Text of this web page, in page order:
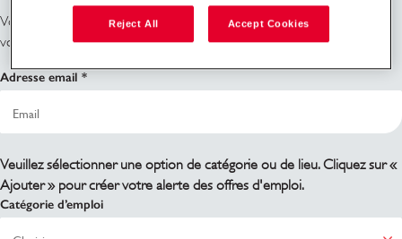
Vous ne trouvez pas ce que vous cherchez ? Inscrivez-vous et nous
vous informerons lorsque des postes seront disponibles.
Adresse email
Veuillez sélectionner une option de catégorie ou de lieu. Cliquez sur «
Ajouter » pour créer votre alerte des offres d'emploi.
Catégorie d’emploi
Reject All Accept Cookies